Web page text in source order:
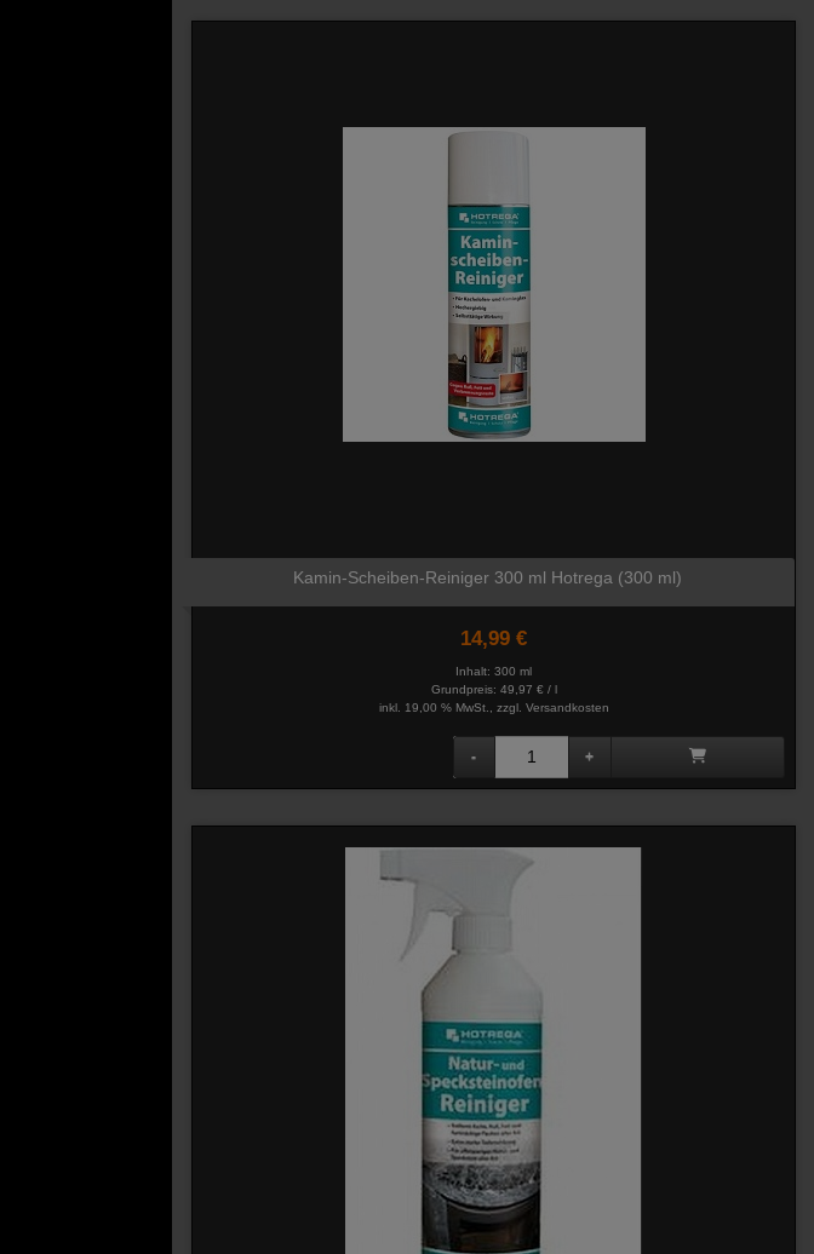
Kamin-Scheiben-Reiniger 300 ml Hotrega (300 ml)
14,99 €
Inhalt: 300 ml
Grundpreis: 49,97 € / l
inkl. 19,00 % MwSt., zzgl. Versandkosten